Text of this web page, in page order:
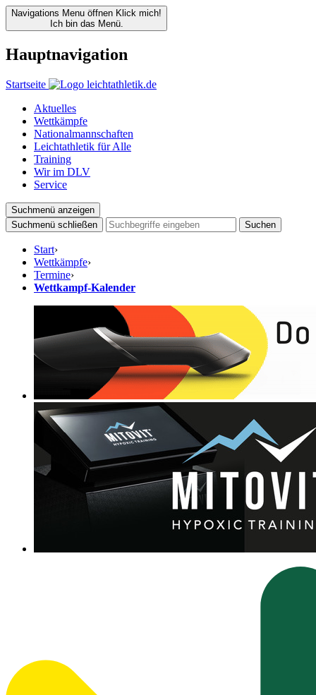
Navigations Menu öffnen Klick mich!
Ich bin das Menü.
Hauptnavigation
Startseite
Aktuelles
Wettkämpfe
Nationalmannschaften
Leichtathletik für Alle
Training
Wir im DLV
Service
Suchmenü anzeigen
Suchmenü schließen
Suchen
Start›
Wettkämpfe›
Termine›
Wettkampf-Kalender